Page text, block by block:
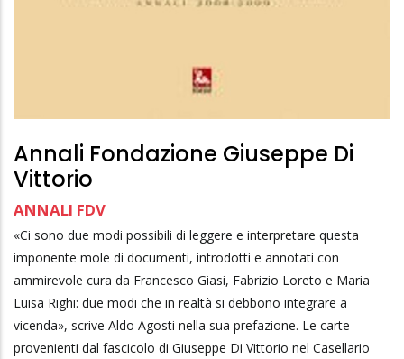
Annali Fondazione Giuseppe Di
Vittorio
ANNALI FDV
«Ci sono due modi possibili di leggere e interpretare questa
imponente mole di documenti, introdotti e annotati con
ammirevole cura da Francesco Giasi, Fabrizio Loreto e Maria
Luisa Righi: due modi che in realtà si debbono integrare a
vicenda», scrive Aldo Agosti nella sua prefazione. Le carte
provenienti dal fascicolo di Giuseppe Di Vittorio nel Casellario